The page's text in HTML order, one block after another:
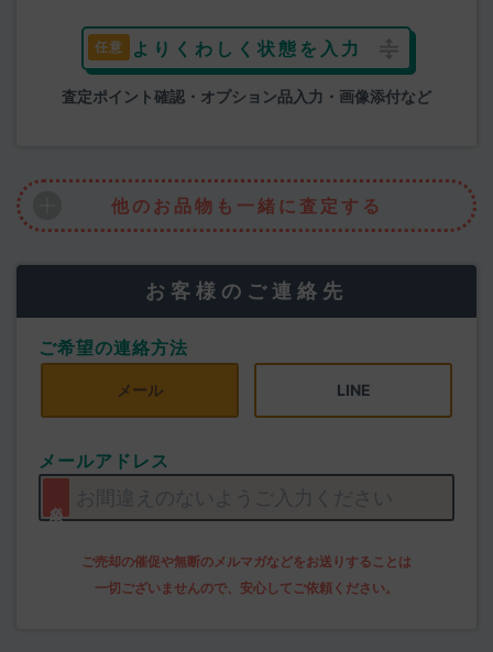
よりくわしく状態を入力
査定ポイント確認・オプション品入力・画像添付など
他のお品物も一緒に査定する
お客様のご連絡先
ご希望の連絡方法
メール LINE
メールアドレス